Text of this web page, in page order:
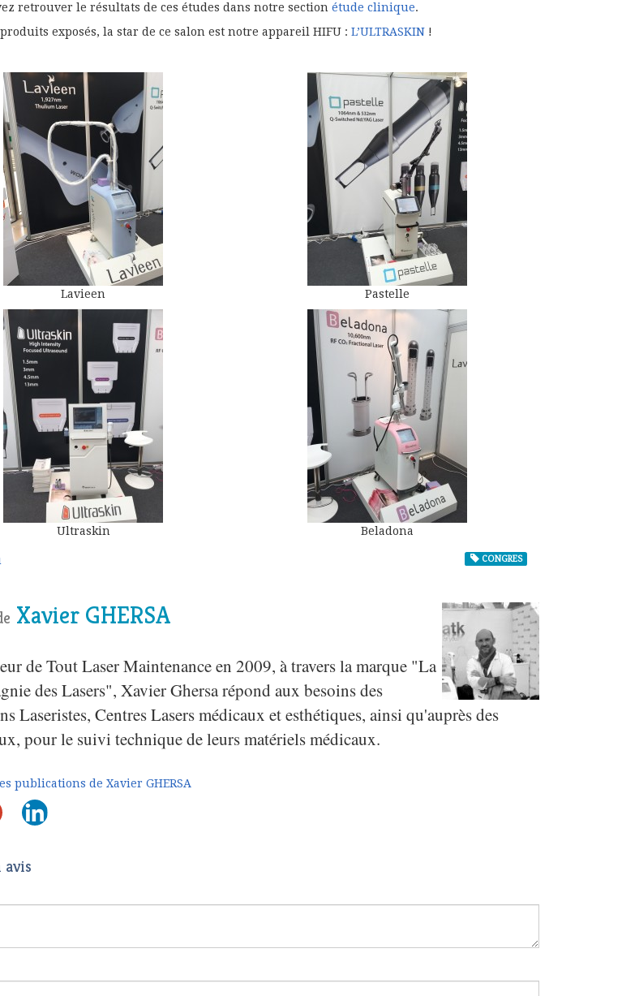
retrouver le résultats de ces études dans notre section étude clinique.
exposés, la star de ce salon est notre appareil HIFU : L’ULTRASKIN !
Lavieen Pastelle
Ultraskin Beladona
CONGRES
Xavier GHERSA
de Tout Laser Maintenance en 2009, à travers la marque "La
des Lasers", Xavier Ghersa répond aux besoins des
Laseristes, Centres Lasers médicaux et esthétiques, ainsi qu'auprès des
pour le suivi technique de leurs matériels médicaux.
publications de Xavier GHERSA
avis